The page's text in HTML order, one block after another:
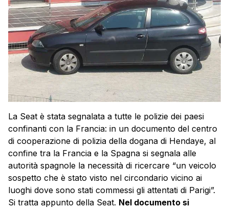
La Seat è stata segnalata a tutte le polizie dei paesi
confinanti con la Francia: in un documento del centro
di cooperazione di polizia della dogana di Hendaye, al
confine tra la Francia e la Spagna si segnala alle
autorità spagnole la necessità di ricercare “un veicolo
sospetto che è stato visto nel circondario vicino ai
luoghi dove sono stati commessi gli attentati di Parigi”.
Si tratta appunto della Seat. Nel documento si